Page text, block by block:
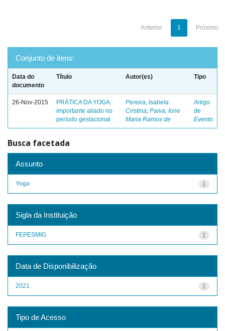
Anterior 1 Próximo
Conjunto de itens:
Data do
documento
Título Autor(es) Tipo
26-Nov-2015
PRÁTICA DA YOGA:
importante aliado no
período gestacional
Pereira, Isabela
Cristina; Paiva, Ione
Maria Ramos de
Artigo
de
Evento
Busca facetada
Assunto
1
Yoga
Sigla da Instituição
1
FEPESMIG
Data de Disponibilização
1
2021
Tipo de Acesso